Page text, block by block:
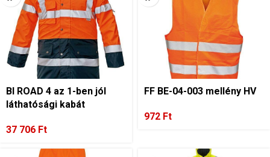
BI ROAD 4 az 1-ben jól
láthatósági kabát
37 706 Ft
FF BE-04-003 mellény HV
972 Ft